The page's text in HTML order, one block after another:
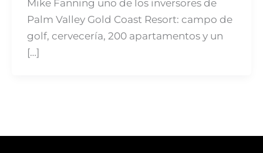
Mike Fanning uno de los inversores de
Palm Valley Gold Coast Resort: campo de
golf, cervecería, 200 apartamentos y un
[…]